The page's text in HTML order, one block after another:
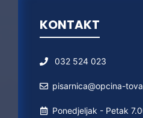
KONTAKT
032 524 023
pisarnica@opcina-
Ponedjeljak - Petak